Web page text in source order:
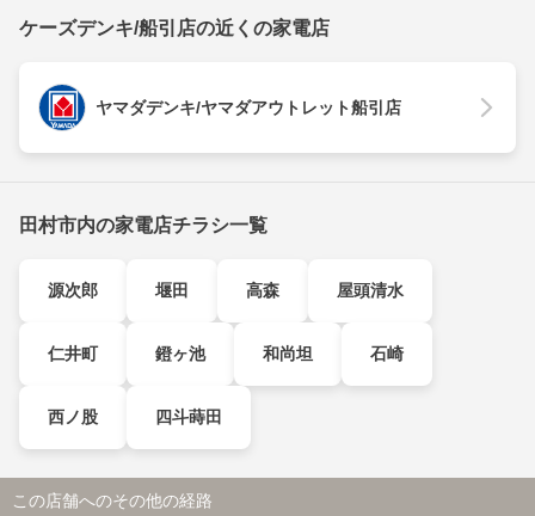
ケーズデンキ/船引店の近くの家電店
ヤマダデンキ/ヤマダアウトレット船引店
田村市内の家電店チラシ一覧
源次郎 堰田 高森 屋頭清水
仁井町 鐙ヶ池 和尚坦 石崎
西ノ股 四斗蒔田
この店舗へのその他の経路